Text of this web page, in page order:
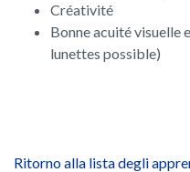
Créativité
Bonne acuité visuelle
lunettes possible)
Ritorno alla lista degli